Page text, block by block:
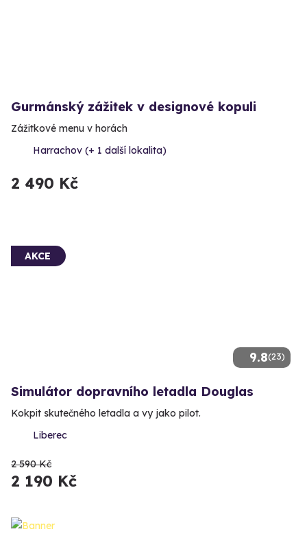
Gurmánský zážitek v designové kopuli
Zážitkové menu v horách
Harrachov (+ 1 další lokalita)
2 490 Kč
9.8(23)
AKCE
Simulátor dopravního letadla Douglas
Kokpit skutečného letadla a vy jako pilot.
Liberec
2 590 Kč
2 190 Kč